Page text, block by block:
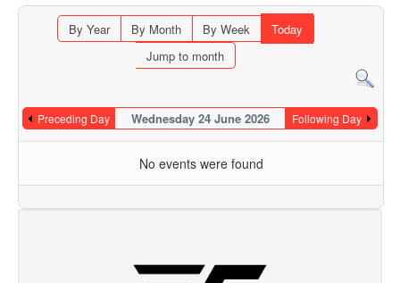
By Year By Month By Week
Today
Jump to month
Preceding Day Wednesday 24 June 2026 Following Day
No events were found